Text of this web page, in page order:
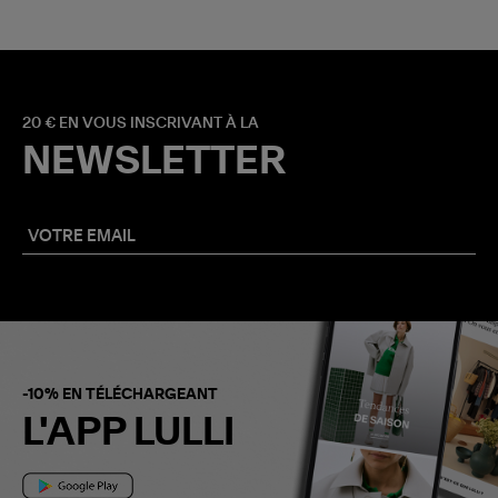
20 € EN VOUS INSCRIVANT À LA
NEWSLETTER
-10% EN TÉLÉCHARGEANT
L'APP LULLI